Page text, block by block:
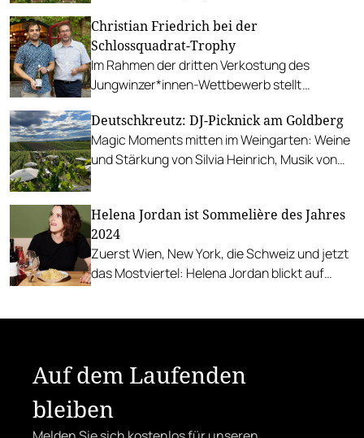
Christian Friedrich bei der
Schlossquadrat-Trophy
Im Rahmen der dritten Verkostung des
Jungwinzer*innen-Wettbewerb stellt
vor.
Deutschkreutz: DJ-Picknick am Goldberg
Magic Moments mitten im Weingarten: Weine
und Stärkung von Silvia Heinrich, Musik von
Helena Jordan ist Sommelière des Jahres
2024
Zuerst Wien, New York, die Schweiz und jetzt
das Mostviertel: Helena Jordan blickt auf
Auf dem Laufenden
bleiben